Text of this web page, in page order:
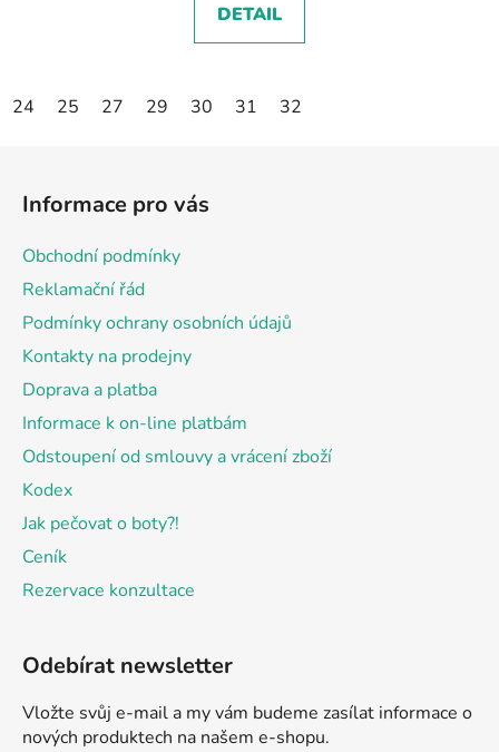
DETAIL
24 25 27 29 30 31 32
Informace pro vás
Obchodní podmínky
Reklamační řád
Podmínky ochrany osobních údajů
Kontakty na prodejny
Doprava a platba
Informace k on-line platbám
Odstoupení od smlouvy a vrácení zboží
Kodex
Jak pečovat o boty?!
Ceník
Rezervace konzultace
Odebírat newsletter
Vložte svůj e-mail a my vám budeme zasílat informace o
nových produktech na našem e-shopu.